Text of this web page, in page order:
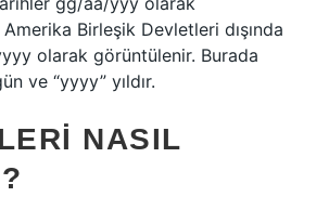
Birleşik Devletleri dışında
olarak görüntülenir. Burada
ve “yyyy” yıldır.
NASIL